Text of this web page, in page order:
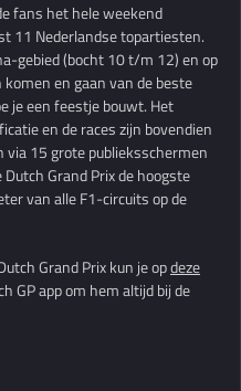
fans het hele weekend
11 Nederlandse topartiesten.
gebied (bocht 10 t/m 12) en op
en gaan van de beste
je een feestje bouwt. Het
en de races zijn bovendien
via 15 grote publieksschermen
Grand Prix de hoogste
van alle F1-circuits op de
Grand Prix kun je opdeze
GP app om hem altijd bij de